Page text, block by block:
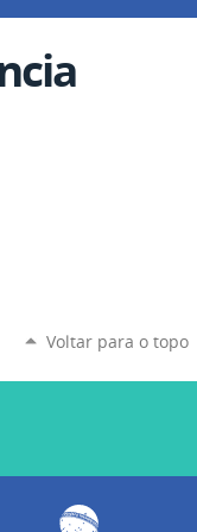
Voltar para o topo